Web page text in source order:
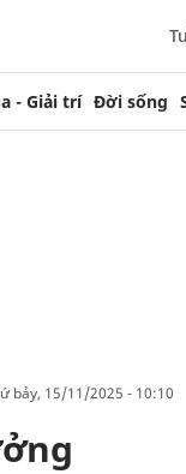
- Giải trí Đời sống
bảy, 15/11/2025 - 10:10